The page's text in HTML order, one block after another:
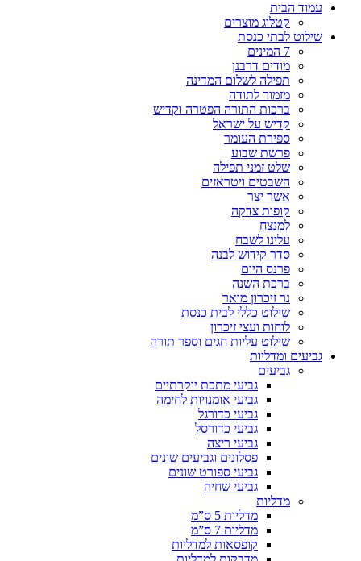
עמוד הבית
קטלוג מוצרים
שילוט לבתי כנסת
7 המינים
מודים דרבנן
תפילה לשלום המדינה
מזמור לתודה
ברכות התורה הפטרה וקדיש
קדיש על ישראל
ספירת העומר
פרשת שבוע
שלט זמני תפילה
השבטים ויטראזים
אשר יצר
קופות צדקה
למנצח
עלינו לשבח
סדר קידוש לבנה
פרנס היום
ברכת השנה
נר זיכרון מואר
שילוט כללי לבית כנסת
לוחות ועצי זיכרון
שילוט עליות חגים וספר תורה
גביעים ומדליות
גביעים
גביעי מתכת יוקרתיים
גביעי אומנויות לחימה
גביעי כדורגל
גביעי כדורסל
גביעי ריצה
פסלונים וגביעים שונים
גביעי ספורט שונים
גביעי שחיה
מדליות
מדליות 5 ס”מ
מדליות 7 ס”מ
קופסאות למדליות